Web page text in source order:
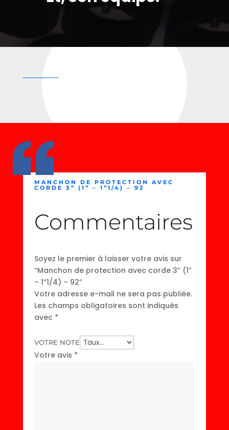
MANCHON DE PROTECTION AVEC
CORDE 3” (1” – 1”1/4) – 92
Commentaires
Soyez le premier à laisser votre avis sur
“Manchon de protection avec corde 3” (1”
– 1”1/4) – 92”
Votre adresse e-mail ne sera pas publiée.
Les champs obligatoires sont indiqués
avec *
VOTRE NOTE
Votre avis *